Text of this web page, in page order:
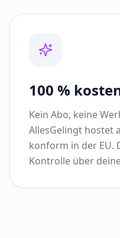
Kein Abo, keine
AllesGelingt hostet
konform in der EU.
Kontrolle über